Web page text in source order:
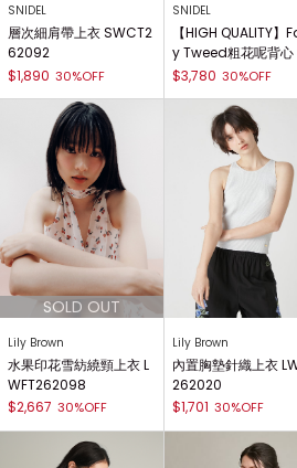
SNIDEL
層次細肩帶上衣 SWCT2
62092
$1,890 30%OFF
SNIDEL
【HIGH QUALITY】
y Tweed粗花呢背心
FV262037
$3,780 30%OFF
Lily Brown
水果印花雪紡繞頸上衣 L
WFT262098
$2,667 30%OFF
Lily Brown
內置胸墊針織上衣
262020
$1,701 30%OFF